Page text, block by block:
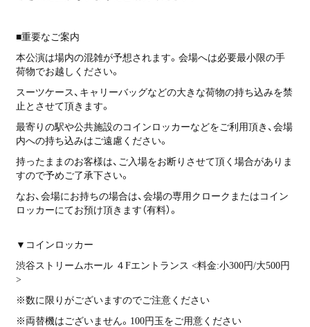
■重要なご案内
本公演は場内の混雑が予想されます。会場へは必要最小限の手
荷物でお越しください。
スーツケース、キャリーバッグなどの大きな荷物の持ち込みを禁
止とさせて頂きます。
最寄りの駅や公共施設のコインロッカーなどをご利用頂き、会場
内への持ち込みはご遠慮ください。
持ったままのお客様は、ご入場をお断りさせて頂く場合がありま
すので予めご了承下さい。
なお、会場にお持ちの場合は、会場の専用クロークまたはコイン
ロッカーにてお預け頂きます（有料）。
▼コインロッカー
渋谷ストリームホール ４Fエントランス <料金:小300円/大500円
>
※数に限りがございますのでご注意ください
※両替機はございません。100円玉をご用意ください